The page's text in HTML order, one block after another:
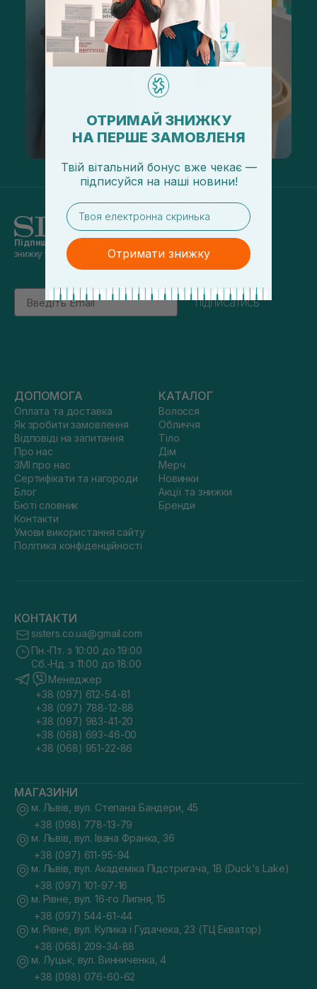
Підпишись на наші новини
знижку 5% на перше замовлення
Email
підписатись
ДОПОМОГА
Оплата та доставка
Як зробити замовлення
Відповіді на запитання
Про нас
ЗМІ про нас
Сертифікати та нагороди
Блог
Бюті словник
Контакти
Умови використання сайту
Політика конфіденційності
КАТАЛОГ
Волосся
Обличчя
Тіло
Дім
Мерч
Новинки
Акції та знижки
Бренди
КОНТАКТИ
sisters.co.ua@gmail.com
Пн.-Пт. з 10:00 до 19:00
Сб.-Нд. з 11:00 до 18:00
Менеджер
+38 (097) 612-54-81
+38 (097) 788-12-88
+38 (097) 983-41-20
+38 (068) 693-46-00
+38 (068) 951-22-86
МАГАЗИНИ
м. Львів, вул. Степана Бандери, 45
+38 (098) 778-13-79
м. Львів, вул. Івана Франка, 36
+38 (097) 611-95-94
м. Львів, вул. Академіка Підстригача, 1В (Duck's Lake)
+38 (097) 101-97-16
м. Рівне, вул. 16-го Липня, 15
+38 (097) 544-61-44
м. Рівне, вул. Кулика і Гудачека, 23 (ТЦ Екватор)
+38 (068) 209-34-88
м. Луцьк, вул. Винниченка, 4
+38 (098) 076-60-62
ОТРИМАЙ ЗНИЖКУ
НА ПЕРШЕ ЗАМОВЛЕНЯ
Твій вітальний бонус вже чекає —
підписуйся на наші новини!
email
Отримати знижку